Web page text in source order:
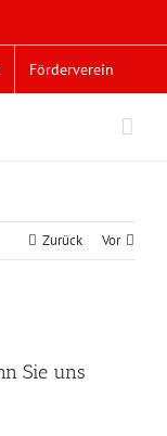
Förderverein
Zurück Vor
Sie uns